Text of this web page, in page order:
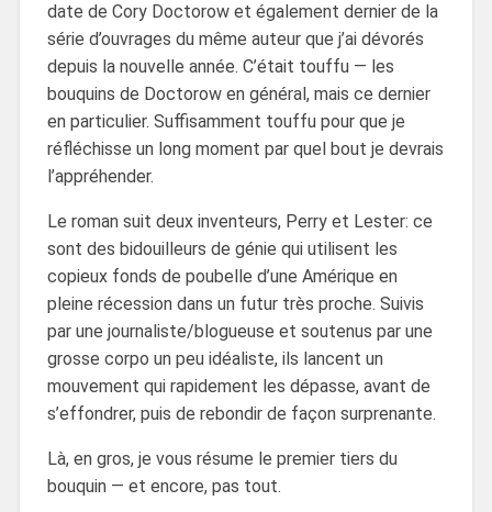
date de Cory Doctorow et également dernier de la
série d’ouvrages du même auteur que j’ai dévorés
depuis la nouvelle année. C’était touffu — les
bouquins de Doctorow en général, mais ce dernier
en particulier. Suffisamment touffu pour que je
réfléchisse un long moment par quel bout je devrais
l’appréhender.
Le roman suit deux inventeurs, Perry et Lester: ce
sont des bidouilleurs de génie qui utilisent les
copieux fonds de poubelle d’une Amérique en
pleine récession dans un futur très proche. Suivis
par une journaliste/blogueuse et soutenus par une
grosse corpo un peu idéaliste, ils lancent un
mouvement qui rapidement les dépasse, avant de
s’effondrer, puis de rebondir de façon surprenante.
Là, en gros, je vous résume le premier tiers du
bouquin — et encore, pas tout.